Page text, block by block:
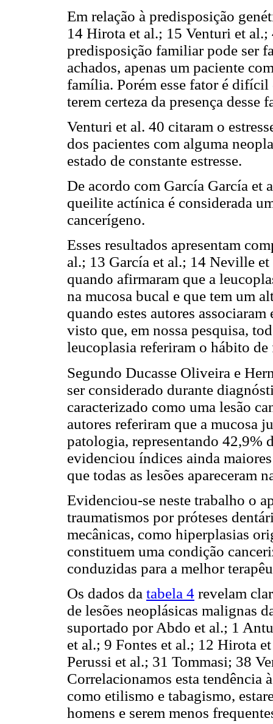
Em relação à predisposição
14 Hirota et al.; 15 Venturi et
predisposição familiar pode ser
achados, apenas um paciente
família. Porém esse fator é
terem certeza da presença desse
Venturi et al. 40 citaram o
dos pacientes com alguma
estado de constante estresse.
De acordo com García García et
queilite actínica é considerada
cancerígeno.
Esses resultados apresentam
al.; 13 García et al.; 14 Neville
quando afirmaram que a
na mucosa bucal e que tem um
quando estes autores
visto que, em nossa pesquisa,
leucoplasia referiram o hábito de
Segundo Ducasse Oliveira e
ser considerado durante
caracterizado como uma lesão
autores referiram que a mucosa
patologia, representando 42,9%
evidenciou índices ainda
que todas as lesões apareceram
Evidenciou-se neste trabalho o
traumatismos por próteses
mecânicas, como hiperplasias
constituem uma condição
conduzidas para a melhor
Os dados da tabela 4 revelam
de lesões neoplásicas malignas
suportado por Abdo et al.; 1
et al.; 9 Fontes et al.; 12 Hirota
Perussi et al.; 31 Tommasi; 38
Correlacionamos esta tendência
como etilismo e tabagismo,
homens e serem menos